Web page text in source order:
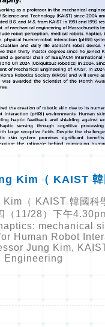
Kim（ KAIST 韓
於下週四（11/28）
（ KAIST 韓國科
（11/28）下午
mechanical
Human Robot
Jung Kim,
Engineering